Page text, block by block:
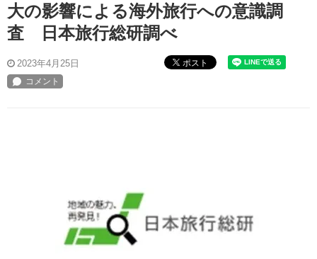
大の影響による海外旅行への意識調
査 日本旅行総研調べ
2023年4月25日 ポスト